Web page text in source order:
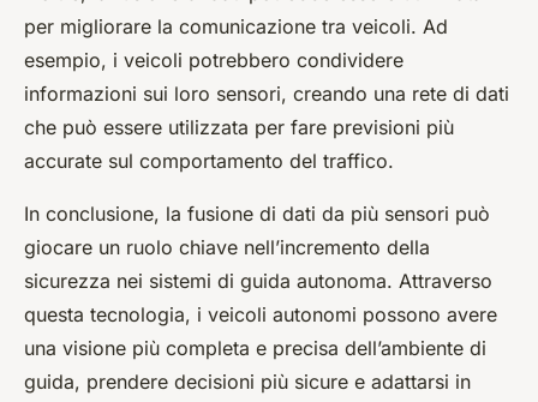
per migliorare la comunicazione tra veicoli. Ad
esempio, i veicoli potrebbero condividere
informazioni sui loro sensori, creando una rete di dati
che può essere utilizzata per fare previsioni più
accurate sul comportamento del traffico.
In conclusione, la fusione di dati da più sensori può
giocare un ruolo chiave nell’incremento della
sicurezza nei sistemi di guida autonoma. Attraverso
questa tecnologia, i veicoli autonomi possono avere
una visione più completa e precisa dell’ambiente di
guida, prendere decisioni più sicure e adattarsi in